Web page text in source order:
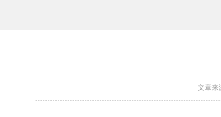
文章来